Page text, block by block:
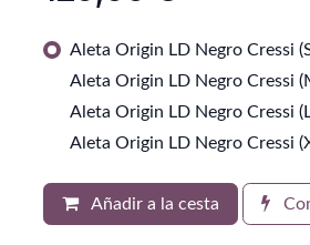
Aleta Origin LD Negro Cressi
Aleta Origin LD Negro Cressi
Aleta Origin LD Negro Cressi
Aleta Origin LD Negro Cressi
Añadir a la cesta